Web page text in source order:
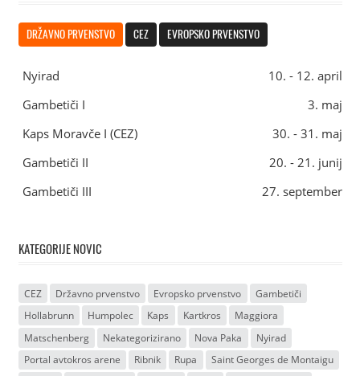
DRŽAVNO PRVENSTVO CEZ EVROPSKO PRVENSTVO
Nyirad
10. - 12. april
Gambetiči I
3. maj
Kaps Moravče I (CEZ)
30. - 31. maj
Gambetiči II
20. - 21. junij
Gambetiči III
27. september
KATEGORIJE NOVIC
CEZ Državno prvenstvo Evropsko prvenstvo
Gambetiči
Hollabrunn
Humpolec Kaps Kartkros
Maggiora
Matschenberg
Nekategorizirano Nova Paka
Nyirad
Portal avtokros arene
Ribnik Rupa
Saint Georges de Montaigu